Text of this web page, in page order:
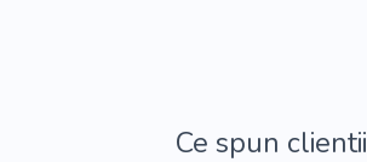
Ce spun clientii